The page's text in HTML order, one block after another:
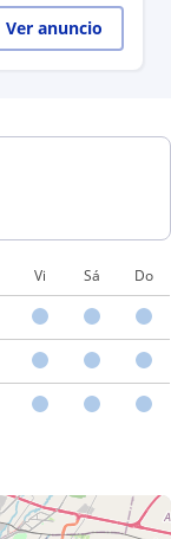
Ver anuncio
Vi Sá Do